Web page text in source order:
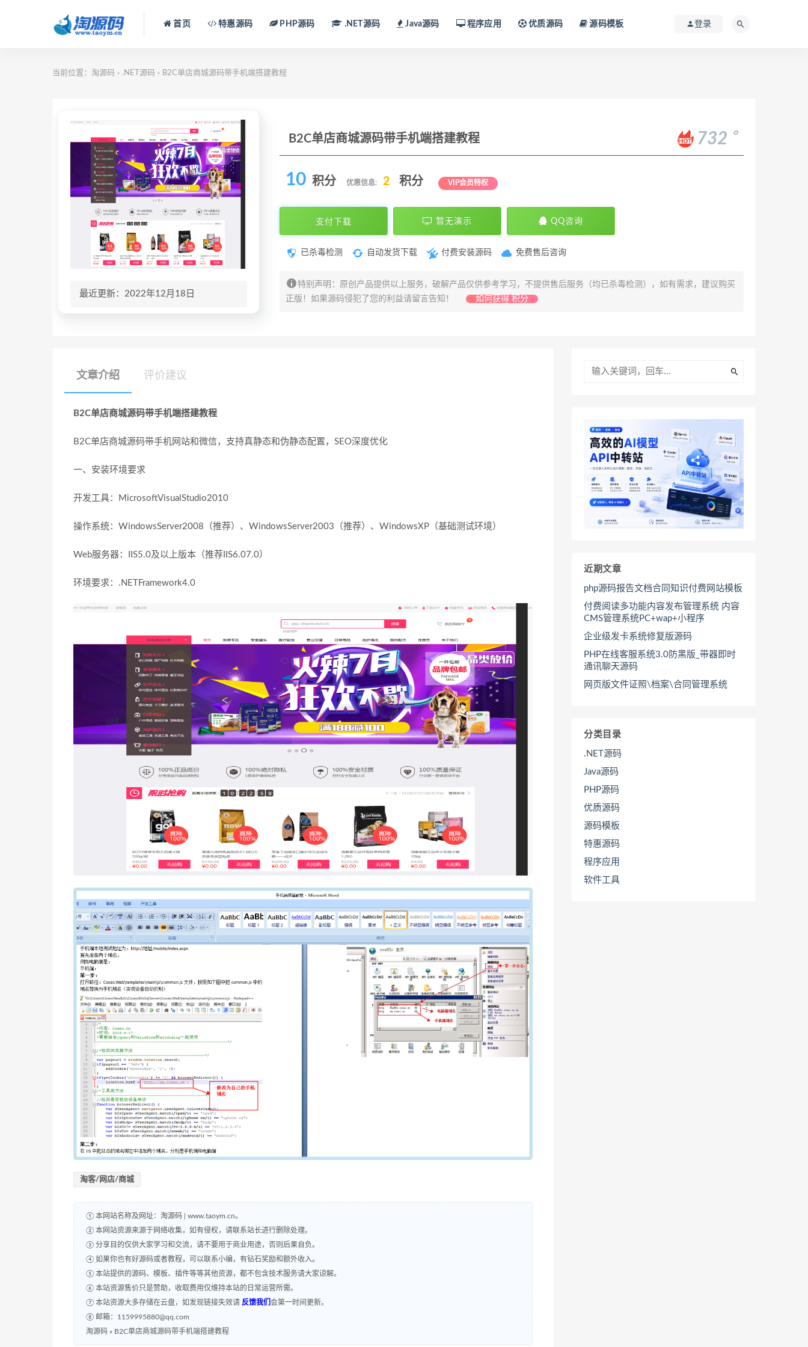
首页 特惠源码 PHP源码 .NET源码 Java源码 程序应用 优质源码 源码模板 登录
当前位置： 淘源码 > .NET源码 > B2C单店商城源码带手机端搭建教程
最近更新：2022年12月18日
B2C单店商城源码带手机端搭建教程 732
。
10 积分 优惠信息: 2 积分 VIP会员特权
支付下载 暂无演示 QQ咨询
已杀毒检测 自动发货下载 付费安装源码 免费售后咨询
特别声明：原创产品提供以上服务，破解产品仅供参考学习，不提供售后服务（均已杀毒检测），如有需求，建议购买
正版！如果源码侵犯了您的利益请留言告知！
如何获得 积分
文章介绍 评价建议
B2C单店商城源码带手机端搭建教程
B2C单店商城源码带手机网站和微信，支持真静态和伪静态配置，SEO深度优化
一、安装环境要求
开发工具：MicrosoftVisualStudio2010
操作系统：WindowsServer2008（推荐）、WindowsServer2003（推荐）、WindowsXP（基础测试环境）
Web服务器：IIS5.0及以上版本（推荐IIS6.07.0）
环境要求：.NETFramework4.0
淘客/网店/商城
① 本网站名称及网址：淘源码 | www.taoym.cn。
② 本网站资源来源于网络收集，如有侵权，请联系站长进行删除处理。
③ 分享目的仅供大家学习和交流，请不要用于商业用途，否则后果自负。
④ 如果你也有好源码或者教程，可以联系小编，有钻石奖励和额外收入。
⑤ 本站提供的源码、模板、插件等等其他资源，都不包含技术服务请大家谅解。
⑥ 本站资源售价只是赞助，收取费用仅维持本站的日常运营所需。
⑦ 本站资源大多存储在云盘，如发现链接失效请 反馈我们 会第一时间更新。
⑧ 邮箱：1159995880@qq.com
淘源码 » B2C单店商城源码带手机端搭建教程
近期文章
php源码报告文档合同知识付费网站模板
付费阅读多功能内容发布管理系统 内容
CMS管理系统PC+wap+小程序
企业级发卡系统修复版源码
PHP在线客服系统3.0防黑版_带器即时
通讯聊天源码
网页版文件证照\档案\合同管理系统
分类目录
.NET源码
Java源码
PHP源码
优质源码
源码模板
特惠源码
程序应用
软件工具